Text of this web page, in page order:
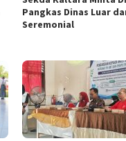
Pangkas Dinas Luar
Seremonial